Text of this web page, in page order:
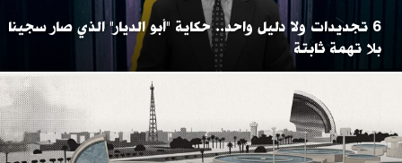
6 تجديدات ولا دليل واحد.. حكاية "أبو الديار" الذي صار سجينا
بلا تهمة ثابتة